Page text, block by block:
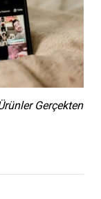
Gerçekten